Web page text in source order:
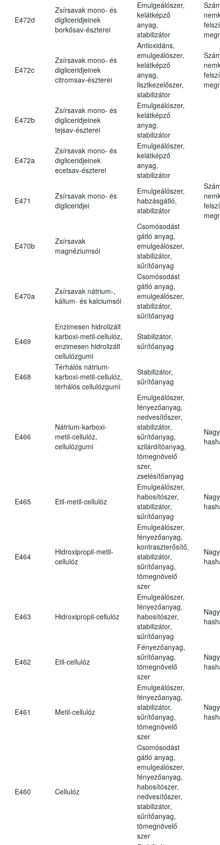
E472d
Zsírsavak mono- és
digliceridjeinek
borkősav-észterei
Emulgeálószer,
kelátképző
anyag,
stabilizátor
E472c
Zsírsavak mono- és
digliceridjeinek
citromsav-észterei
Antioxidáns,
emulgeálószer,
kelátképző
anyag,
lisztkezelőszer,
stabilizátor
E472b
Zsírsavak mono- és
digliceridjeinek
tejsav-észterei
Emulgeálószer,
kelátképző
anyag,
stabilizátor
E472a
Zsírsavak mono- és
digliceridjeinek
ecetsav-észterei
Emulgeálószer,
kelátképző
anyag,
stabilizátor
E471
Zsírsavak mono- és
digliceridjei
Emulgeálószer,
habzásgátló,
stabilizátor
E470b
Zsírsavak
magnéziumsói
Csomósodást
gátló anyag,
emulgeálószer,
stabilizátor,
sűrítőanyag
E470a
Zsírsavak nátrium-,
kálium- és kalciumsói
Csomósodást
gátló anyag,
emulgeálószer,
stabilizátor,
sűrítőanyag
E469
Enzimesen hidrolizált
karboxi-metil-cellulóz,
enzimesen hidrolizált
cellulózgumi
Stabilizátor,
sűrítőanyag
E468
Térhálós nátrium-
karboxi-metil-cellulóz,
térhálós cellulózgumi
Stabilizátor,
sűrítőanyag
E466
Nátrium-karboxi-
metil-cellulóz,
cellulózgumi
Emulgeálószer,
fényezőanyag,
nedvesítőszer,
stabilizátor,
sűrítőanyag,
szilárdítóanyag,
tömegnövelő
szer,
zselésítőanyag
E465 Etil-metil-cellulóz
Emulgeálószer,
habosítószer,
stabilizátor,
sűrítőanyag
E464
Hidroxipropil-metil-
cellulóz
Emulgeálószer,
fényezőanyag,
kontraszterősítő,
stabilizátor,
sűrítőanyag,
tömegnövelő
szer
E463 Hidroxipropil-cellulóz
Emulgeálószer,
fényezőanyag,
habosítószer,
stabilizátor,
sűrítőanyag
E462 Etil-cellulóz
Fényezőanyag,
sűrítőanyag,
tömegnövelő
szer
E461 Metil-cellulóz
Emulgeálószer,
fényezőanyag,
stabilizátor,
sűrítőanyag,
tömegnövelő
szer
E460 Cellulóz
Csomósodást
gátló anyag,
emulgeálószer,
fényezőanyag,
habosítószer,
nedvesítőszer,
stabilizátor,
sűrítőanyag,
tömegnövelő
szer